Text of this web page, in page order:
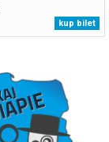
kup bilet